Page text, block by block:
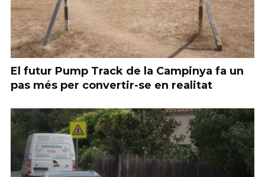
El futur Pump Track de la Campinya fa un
pas més per convertir-se en realitat